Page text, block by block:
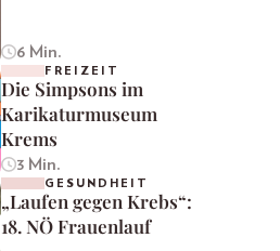
6 Min.
FREIZEIT
Die Simpsons im
Karikaturmuseum
Krems
3 Min.
GESUNDHEIT
„Laufen gegen Krebs“:
18. NÖ Frauenlauf